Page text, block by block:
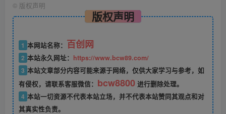
© 版权声明
版权声明
1 本网站名称： 百创网
2 本站永久网址： https://www.bcw89.com/
3 本站文章部分内容可能来源于网络，仅供大家学习与参考，如
有侵权，请联系客服微信： bcw8800 进行删除处理。
4 本站一切资源不代表本站立场，并不代表本站赞同其观点和对
其真实性负责。